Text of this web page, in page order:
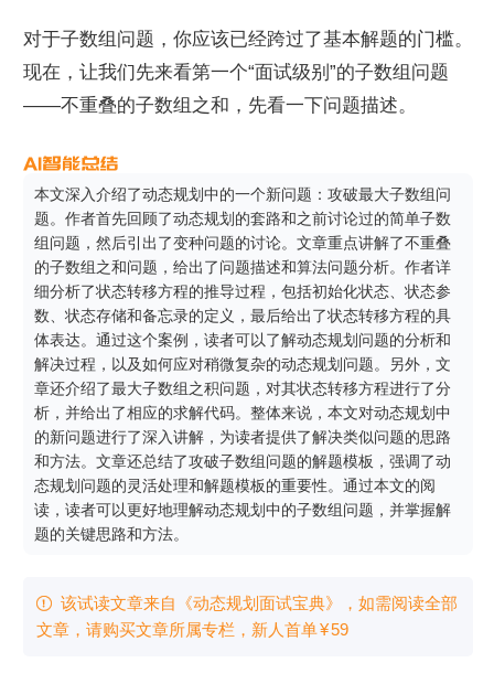
对于子数组问题，你应该已经跨过了基本解题的门槛。
现在，让我们先来看第一个“面试级别”的子数组问题
——不重叠的子数组之和，先看一下问题描述。
本文深入介绍了动态规划中的一个新问题：攻破最大子数组问
题。作者首先回顾了动态规划的套路和之前讨论过的简单子数
组问题，然后引出了变种问题的讨论。文章重点讲解了不重叠
的子数组之和问题，给出了问题描述和算法问题分析。作者详
细分析了状态转移方程的推导过程，包括初始化状态、状态参
数、状态存储和备忘录的定义，最后给出了状态转移方程的具
体表达。通过这个案例，读者可以了解动态规划问题的分析和
解决过程，以及如何应对稍微复杂的动态规划问题。另外，文
章还介绍了最大子数组之积问题，对其状态转移方程进行了分
析，并给出了相应的求解代码。整体来说，本文对动态规划中
的新问题进行了深入讲解，为读者提供了解决类似问题的思路
和方法。文章还总结了攻破子数组问题的解题模板，强调了动
态规划问题的灵活处理和解题模板的重要性。通过本文的阅
读，读者可以更好地理解动态规划中的子数组问题，并掌握解
题的关键思路和方法。
 该试读文章来自《动态规划面试宝典》，如需阅读全部
文章，请购买文章所属专栏 ，新⼈⾸单¥59